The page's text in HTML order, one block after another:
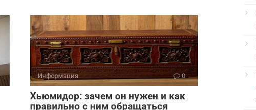
Информация 0
Хьюмидор: зачем он нужен и как
правильно с ним обращаться